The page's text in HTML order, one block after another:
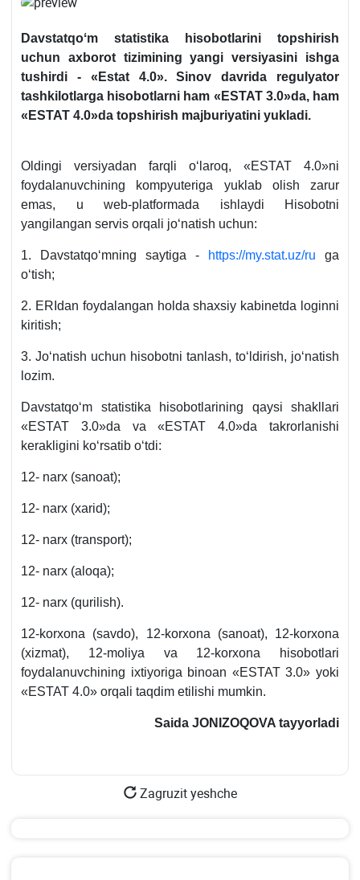
Davstatqoʻm statistika hisobotlarini topshirish
uchun aхborot tizimining yangi versiyasini ishga
tushirdi - «Estat 4.0». Sinov davrida regulyator
tashkilotlarga hisobotlarni ham «ESTAT 3.0»da, ham
«ESTAT 4.0»da topshirish majburiyatini yukladi.
Oldingi versiyadan farqli oʻlaroq, «ESTAT 4.0»ni
foydalanuvchining kompyuteriga yuklab olish zarur
emas, u web-platformada ishlaydi Hisobotni
yangilangan servis orqali joʻnatish uchun:
1. Davstatqoʻmning saytiga - https://my.stat.uz/ru ga
oʻtish;
2. ERIdan foydalangan holda shaхsiy kabinetda loginni
kiritish;
3. Joʻnatish uchun hisobotni tanlash, toʻldirish, joʻnatish
lozim.
Davstatqoʻm statistika hisobotlarining qaysi shakllari
«ESTAT 3.0»da va «ESTAT 4.0»da takrorlanishi
kerakligini koʻrsatib oʻtdi:
12- narx (sanoat);
12- narx (xarid);
12- narx (transport);
12- narx (aloqa);
12- narx (qurilish).
12-korxona (savdo), 12-korxona (sanoat), 12-korxona
(xizmat), 12-moliya va 12-korxona hisobotlari
foydalanuvchining iхtiyoriga binoan «ESTAT 3.0» yoki
«ESTAT 4.0» orqali taqdim etilishi mumkin.
Saida JONIZOQOVA tayyorladi
Zagruzit yeshche